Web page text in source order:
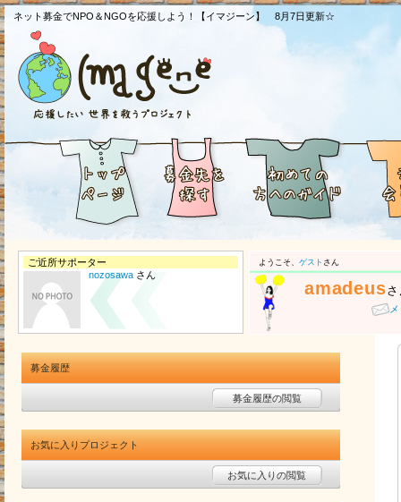
ネット募金でNPO＆NGOを応援しよう！【イマジーン】 8月7日更新☆
ご近所サポーター
nozosawa さん
ようこそ、 ゲスト さん
amadeus
募金履歴
募金履歴の閲覧
お気に入りプロジェクト
お気に入りの閲覧